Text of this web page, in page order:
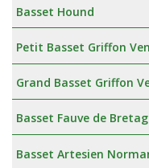
Basset Hound
Petit Basset Griffon
Grand Basset Griffon
Basset Fauve de
Basset Artesien